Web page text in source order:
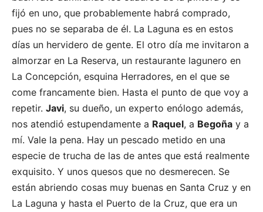
fijó en uno, que probablemente habrá comprado,
pues no se separaba de él. La Laguna es en estos
días un hervidero de gente. El otro día me invitaron a
almorzar en La Reserva, un restaurante lagunero en
La Concepción, esquina Herradores, en el que se
come francamente bien. Hasta el punto de que voy a
repetir. Javi, su dueño, un experto enólogo además,
nos atendió estupendamente a Raquel, a Begoña y a
mí. Vale la pena. Hay un pescado metido en una
especie de trucha de las de antes que está realmente
exquisito. Y unos quesos que no desmerecen. Se
están abriendo cosas muy buenas en Santa Cruz y en
La Laguna y hasta el Puerto de la Cruz, que era un